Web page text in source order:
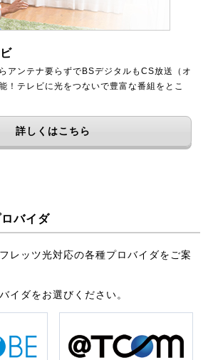
アンテナ要らずでBSデジタルもCS放送（オ
！テレビに光をつないで豊富な番組をとこ
詳しくはこちら
バイダ
レッツ光対応の各種プロバイダをご案
イダをお選びください。